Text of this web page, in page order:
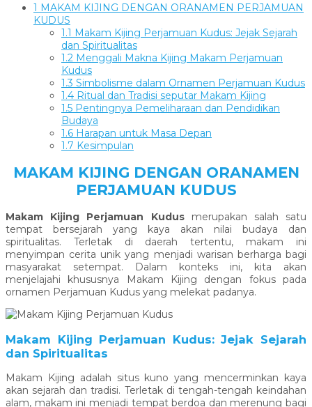
1 MAKAM KIJING DENGAN ORANAMEN PERJAMUAN
KUDUS
1.1 Makam Kijing Perjamuan Kudus: Jejak Sejarah
dan Spiritualitas
1.2 Menggali Makna Kijing Makam Perjamuan
Kudus
1.3 Simbolisme dalam Ornamen Perjamuan Kudus
1.4 Ritual dan Tradisi seputar Makam Kijing
1.5 Pentingnya Pemeliharaan dan Pendidikan
Budaya
1.6 Harapan untuk Masa Depan
1.7 Kesimpulan
MAKAM KIJING DENGAN ORANAMEN
PERJAMUAN KUDUS
Makam Kijing Perjamuan Kudusmerupakan salah satu
tempat bersejarah yang kaya akan nilai budaya dan
spiritualitas. Terletak di daerah tertentu, makam ini
menyimpan cerita unik yang menjadi warisan berharga bagi
masyarakat setempat. Dalam konteks ini, kita akan
menjelajahi khususnya Makam Kijing dengan fokus pada
ornamen Perjamuan Kudus yang melekat padanya.
Makam Kijing Perjamuan Kudus: Jejak Sejarah
dan Spiritualitas
Makam Kijing adalah situs kuno yang mencerminkan kaya
akan sejarah dan tradisi. Terletak di tengah-tengah keindahan
alam, makam ini menjadi tempat berdoa dan merenung bagi